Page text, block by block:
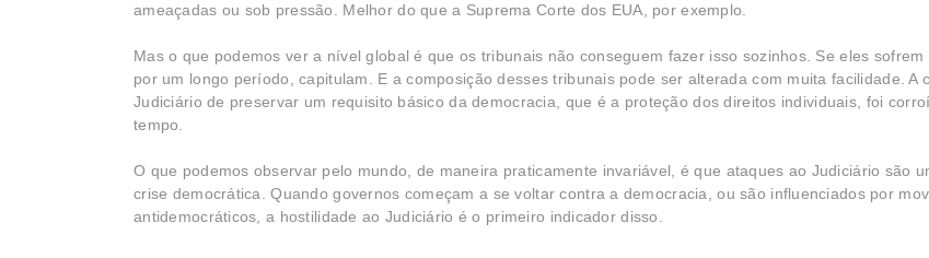
ameaçadas ou sob pressão. Melhor do que a Suprema Corte dos EUA, por exemplo.
Mas o que podemos ver a nível global é que os tribunais não conseguem fazer isso sozinhos. Se eles
por um longo período, capitulam. E a composição desses tribunais pode ser alterada com muita facilidade. A
Judiciário de preservar um requisito básico da democracia, que é a proteção dos direitos individuais, foi
tempo.
O que podemos observar pelo mundo, de maneira praticamente invariável, é que ataques ao Judiciário são
crise democrática. Quando governos começam a se voltar contra a democracia, ou são influenciados por
antidemocráticos, a hostilidade ao Judiciário é o primeiro indicador disso.